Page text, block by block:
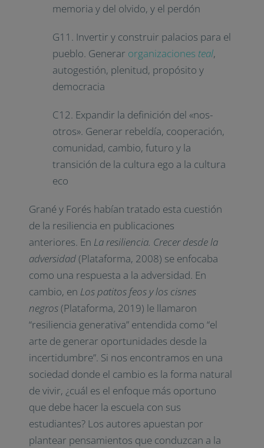
memoria y del olvido, y el perdón
G11. Invertir y construir palacios para el
pueblo. Generar organizaciones teal,
autogestión, plenitud, propósito y
democracia
C12. Expandir la definición del «nos-
otros». Generar rebeldía, cooperación,
comunidad, cambio, futuro y la
transición de la cultura ego a la cultura
eco
Grané y Forés habían tratado esta cuestión
de la resiliencia en publicaciones
anteriores. En La resiliencia. Crecer desde la
adversidad(Plataforma, 2008) se enfocaba
como una respuesta a la adversidad. En
cambio, en Los patitos feos y los cisnes
negros(Plataforma, 2019) le llamaron
“resiliencia generativa” entendida como “el
arte de generar oportunidades desde la
incertidumbre”. Si nos encontramos en una
sociedad donde el cambio es la forma natural
de vivir, ¿cuál es el enfoque más oportuno
que debe hacer la escuela con sus
estudiantes? Los autores apuestan por
plantear pensamientos que conduzcan a la